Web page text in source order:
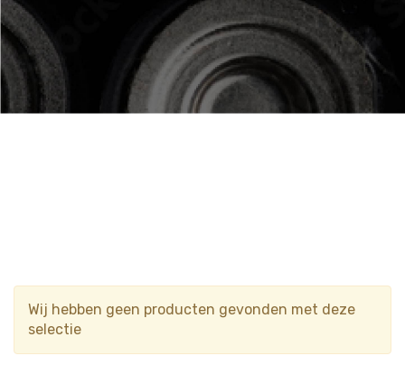
Wij hebben geen producten gevonden met deze
selectie